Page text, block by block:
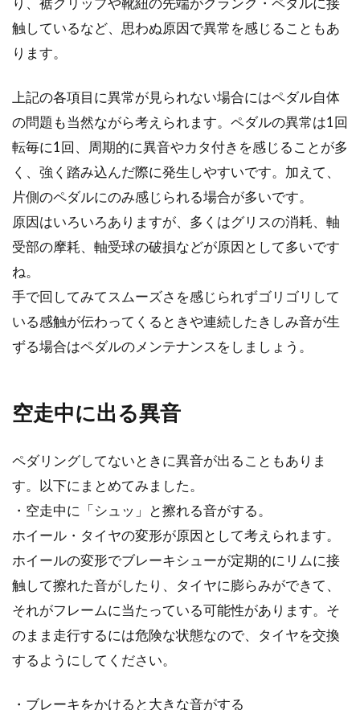
触しているなど、思わぬ原因で異常を感じることもあ
ります。
上記の各項目に異常が見られない場合にはペダル自体
の問題も当然ながら考えられます。ペダルの異常は1回
転毎に1回、周期的に異音やカタ付きを感じることが多
く、強く踏み込んだ際に発生しやすいです。加えて、
片側のペダルにのみ感じられる場合が多いです。
原因はいろいろありますが、多くはグリスの消耗、軸
受部の摩耗、軸受球の破損などが原因として多いです
ね。
手で回してみてスムーズさを感じられずゴリゴリして
いる感触が伝わってくるときや連続したきしみ音が生
ずる場合はペダルのメンテナンスをしましょう。
空走中に出る異音
ペダリングしてないときに異音が出ることもありま
す。以下にまとめてみました。
・空走中に「シュッ」と擦れる音がする。
ホイール・タイヤの変形が原因として考えられます。
ホイールの変形でブレーキシューが定期的にリムに接
触して擦れた音がしたり、タイヤに膨らみができて、
それがフレームに当たっている可能性があります。そ
のまま走行するには危険な状態なので、タイヤを交換
するようにしてください。
・ブレーキをかけると大きな音がする